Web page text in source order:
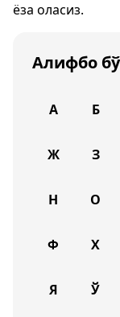
ёза оласиз.
Алифбо
А Б
Ж З
Н О
Ф Х
Я Ў